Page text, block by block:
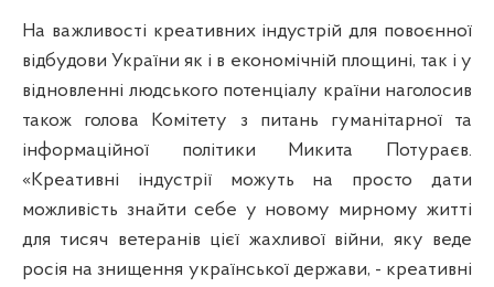
На важливості креативних індустрій для повоєнної
відбудови України як і в економічній площині, так і у
відновленні людського потенціалу країни наголосив
також голова Комітету з питань гуманітарної та
інформаційної політики Микита Потураєв.
«Креативні індустрії можуть на просто дати
можливість знайти себе у новому мирному житті
для тисяч ветеранів цієї жахливої війни, яку веде
росія на знищення української держави, - креативні